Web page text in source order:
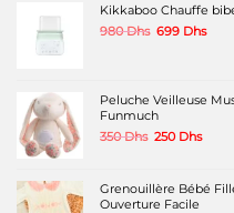
être
choisies
produit
Kikkaboo Chauffe
980Dhs Le
980 Dhs.
699 DhsLe
699
Peluche Veilleuse
Funmuch
350Dhs Le
était :
350 Dhs.
250 DhsLe
est :
250
Grenouillère Bébé
Ouverture Facile